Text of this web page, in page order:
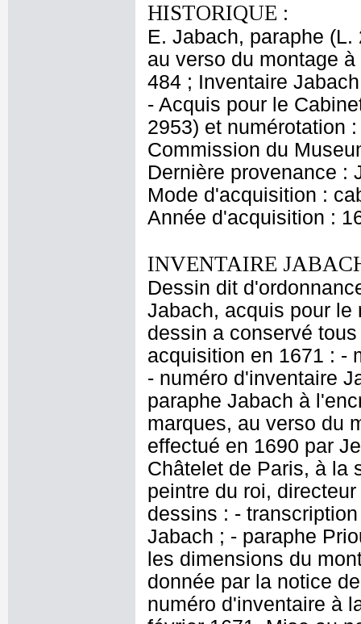
HISTORIQUE :
E. Jabach, paraphe
au verso du montage
484 ; Inventaire
- Acquis pour le
2953) et numérotation
Commission du
Dernière provenance :
Mode d'acquisition :
Année d'acquisition :
INVENTAIRE
Dessin dit
Jabach, acquis pour le
dessin a conservé
acquisition en 1671 : -
- numéro d'inventaire
paraphe Jabach à
marques, au verso du
effectué en 1690 par
Châtelet de Paris, à la
peintre du roi,
dessins : -
Jabach ; - paraphe
les dimensions du
donnée par la notice
numéro d'inventaire à